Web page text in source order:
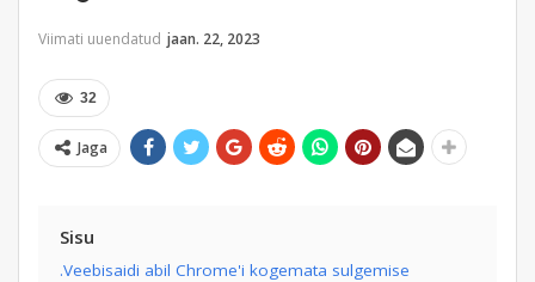
Viimati uuendatud jaan. 22, 2023
32
Jaga
Sisu
.Veebisaidi abil Chrome'i kogemata sulgemise